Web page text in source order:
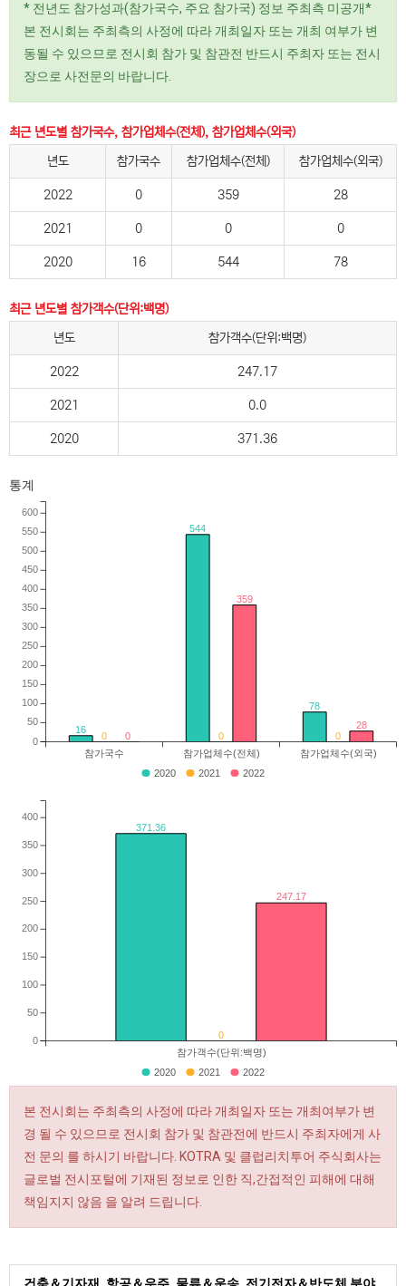
* 전년도 참가성과(참가국수, 주요 참가국) 정보 주최측 미공개*
본 전시회는 주최측의 사정에 따라 개최일자 또는 개최 여부가 변
동될 수 있으므로 전시회 참가 및 참관전 반드시 주최자 또는 전시
장으로 사전문의 바랍니다.
최근 년도별 참가국수, 참가업체수(전체), 참가업체수(외국)
년도
참가국수 참가업체수(전체) 참가업체수(외국)
2022 0 359 28
2021 0 0 0
2020 16 544 78
최근 년도별 참가객수(단위:백명)
년도
참가객수(단위:백명)
2022 247.17
2021 0.0
2020 371.36
통계
16
544
78
0 0 0
0
359
28
참가국수 참가업체수(전체) 참가업체수(외국)
0
50
100
150
200
250
300
350
400
450
500
550
600
2020 2021 2022
371.36
0
247.17
참가객수(단위:백명)
0
50
100
150
200
250
300
350
400
2020 2021 2022
본 전시회는 주최측의 사정에 따라 개최일자 또는 개최여부가 변
경 될 수 있으므로 전시회 참가 및 참관전에 반드시 주최자에게 사
전 문의 를 하시기 바랍니다. KOTRA 및 클럽리치투어 주식회사는
글로벌 전시포털에 기재된 정보로 인한 직,간접적인 피해에 대해
책임지지 않음 을 알려 드립니다.